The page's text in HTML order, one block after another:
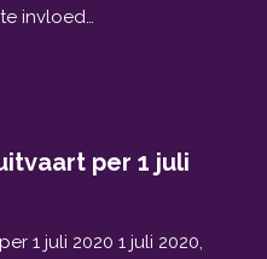
invloed…
per 1 juli
1 juli 2020 1 juli 2020,